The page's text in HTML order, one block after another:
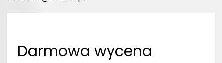
Darmowa wycena